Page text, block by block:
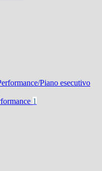
Piano esecutivo
1